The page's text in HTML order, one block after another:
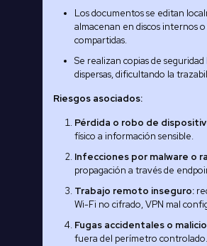
Los documentos se editan
almacenan en discos internos
compartidas.
Se realizan copias de seguridad
dispersas, dificultando la
Riesgos asociados:
Pérdida o robo de
físico a información sensible.
Infecciones por malware o
propagación a través de
Trabajo remoto inseguro:
Wi-Fi no cifrado, VPN mal
Fugas accidentales o
fuera del perímetro controlado.